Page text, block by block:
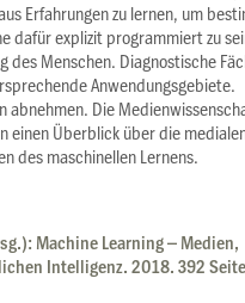
Erfahrungen zu lernen, um
dafür explizit programmiert zu
des Menschen. Diagnostische
Anwendungsgebiete.
abnehmen. Die
einen Überblick über die
des maschinellen Lernens.
Machine Learning – Medien,
Intelligenz. 2018. 392